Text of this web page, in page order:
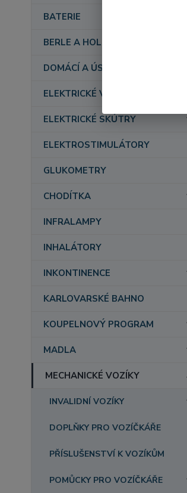
BATERIE
BERLE A HOLE
DOMÁCÍ A ÚSTAVNÍ PÉČE
ELEKTRICKÉ VOZÍKY
ELEKTRICKÉ SKÚTRY
ELEKTROSTIMULÁTORY
GLUKOMETRY
CHODÍTKA
INFRALAMPY
INHALÁTORY
INKONTINENCE
KARLOVARSKÉ BAHNO
KOUPELNOVÝ PROGRAM
MADLA
MECHANICKÉ VOZÍKY
INVALIDNÍ VOZÍKY
DOPLŇKY PRO VOZÍČKÁŘE
PŘÍSLUŠENSTVÍ K VOZÍKŮM
POMŮCKY PRO VOZÍČKÁŘE